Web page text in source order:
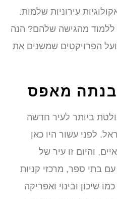
עירוניות שלמות.
מהגישה שלהם? הנה
הפרויקטים שמשנים את
מאפס
ביותר לעיר חדשה
לפני עשור היו כאן
והיום זו עיר של
עם בתי ספר, מרכזי קניות
שיכון ובינוי ואפריקה